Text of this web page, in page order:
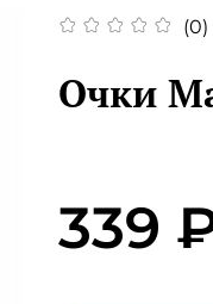
(0)
Очки
339